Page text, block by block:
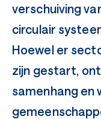
verschuiving
circulair
Hoewel er
zijn gestart,
samenhang en